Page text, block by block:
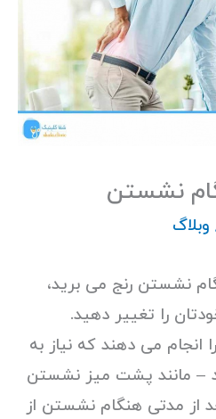
نشستن
وبلاگ
نشستن رنج می برید،
را تغییر دهید.
انجام می دهند که نیاز به
– مانند پشت میز نشستن
از مدتی هنگام نشستن از